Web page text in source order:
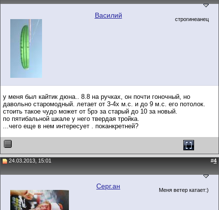
Василий строгинеанец
у меня был кайтик дюна.. 8.8 на ручках, он почти гоночный, но
давольно старомодный. летает от 3-4х м.с. и до 9 м.с. его потолок.
стоить такое чудо может от 5рэ за старый до 10 за новый.
по пятибальной шкале у него твердая тройка.
...чего еще в нем интересует . поканкретней?
24.03.2013, 15:01 #4
Серг.ан Меня ветер катает:)